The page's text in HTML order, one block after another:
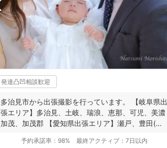
発達凸凹相談歓迎
多治見市から出張撮影を行っています。 【岐阜県出
張エリア】多治見、土岐、瑞浪、恵那、可児、美濃
加茂、加茂郡 【愛知県出張エリア】瀬戸、豊田(北
予約承諾率： 98% 最終アクティブ： 7日以内